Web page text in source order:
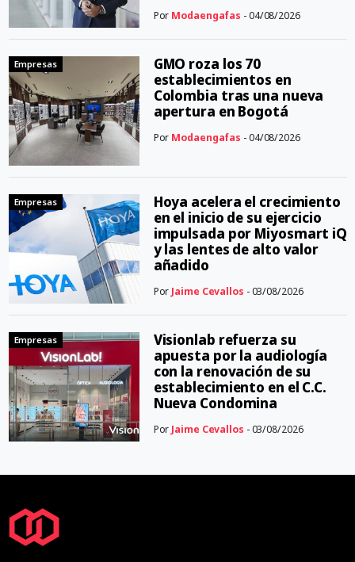
Por Modaengafas - 04/08/2026
Empresas
GMO roza los 70
establecimientos en
Colombia tras una nueva
apertura en Bogotá
Por Modaengafas - 04/08/2026
Empresas
Hoya acelera el crecimiento
en el inicio de su ejercicio
impulsada por Miyosmart iQ
y las lentes de alto valor
añadido
Por Jaime Cevallos - 03/08/2026
Empresas
Visionlab refuerza su
apuesta por la audiología
con la renovación de su
establecimiento en el C.C.
Nueva Condomina
Por Jaime Cevallos - 03/08/2026